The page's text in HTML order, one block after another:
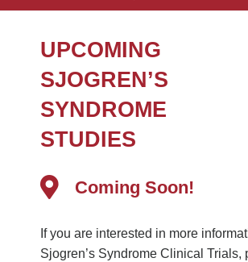
UPCOMING
SJOGREN’S
SYNDROME
STUDIES
Coming Soon!
If you are interested in more
Sjogren’s Syndrome Clinical Trials,